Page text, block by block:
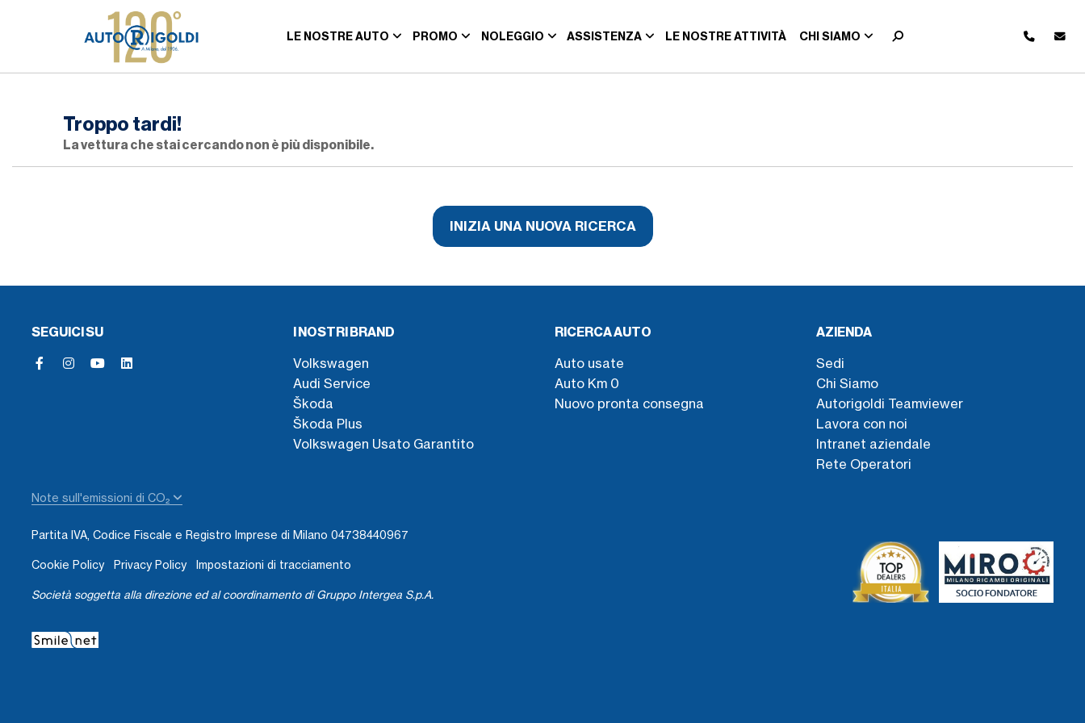
LE NOSTRE AUTO PROMO NOLEGGIO ASSISTENZA LE NOSTRE ATTIVITÀ CHI SIAMO
Troppo tardi!
La vettura che stai cercando non è più disponibile.
INIZIA UNA NUOVA RICERCA
SEGUICI SU I NOSTRI BRAND
Volkswagen
Audi Service
Škoda
Škoda Plus
Volkswagen Usato Garantito
RICERCA AUTO
Auto usate
Auto Km 0
Nuovo pronta consegna
AZIENDA
Sedi
Chi Siamo
Autorigoldi Teamviewer
Lavora con noi
Intranet aziendale
Rete Operatori
Note sull'emissioni di CO₂
Partita IVA, Codice Fiscale e Registro Imprese di Milano 04738440967
Cookie Policy Privacy Policy Impostazioni di tracciamento
Società soggetta alla direzione ed al coordinamento di Gruppo Intergea S.p.A.